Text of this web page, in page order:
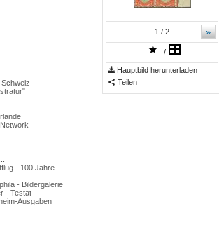
- 100 Jahre
- Bildergalerie
- Testat
Ausgaben
»
1 / 2
/
Hauptbild herunterladen
Teilen